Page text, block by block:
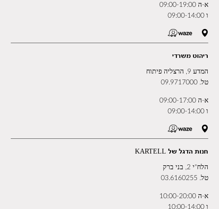
א-ה 09:00-19:00
ו 09:00-14:00
ריהוט משרדי
המדע 9, הרצליה פיתוח
טל.09.9717000
א-ה 09:00-17:00
ו 09:00-14:00
חנות הדגל של KARTELL
הלח"י 2, בני ברק
טל. 03.6160255
א-ה 10:00-20:00
ו 10:00-14:00